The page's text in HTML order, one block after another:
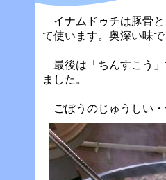
イナムドゥチは豚骨と
て使います。奥深い味
最後は「ちんすこう」
ました。
ごぼうのじゅうしい・